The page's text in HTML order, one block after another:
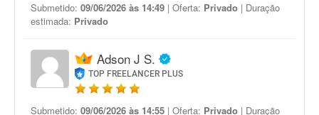
Submetido: 09/06/2026 às 14:49 | Oferta: Privado | Duração
estimada: Privado
Adson J S.
TOP FREELANCER PLUS
Submetido: 09/06/2026 às 14:55 | Oferta: Privado | Duração